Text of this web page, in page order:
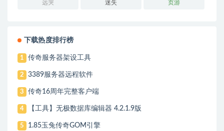
远哭 迷失 页游
下载热度排行榜
1 传奇服务器架设工具
2 3389服务器远程软件
3 传奇16周年完整客户端
4 【工具】无极数据库编辑器 4.2.1.9版
5 1.85玉兔传奇GOM引擎